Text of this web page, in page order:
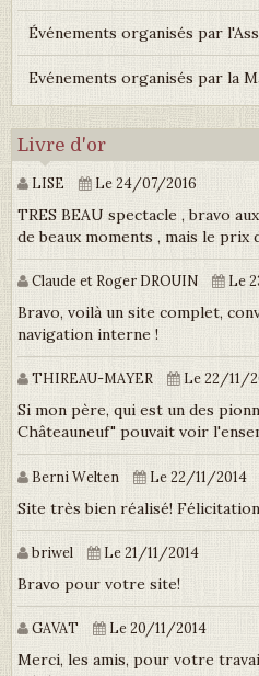
Événements organisés par
Evénements organisés par la
Livre d'or
LISE Le 24/07/2016
TRES BEAU spectacle , bravo
de beaux moments , mais le prix
Claude et Roger DROUIN Le
Bravo, voilà un site complet,
navigation interne !
THIREAU-MAYER Le 22/11/
Si mon père, qui est un des
Châteauneuf" pouvait voir
Berni Welten Le 22/11/2014
Site très bien réalisé!
briwel Le 21/11/2014
Bravo pour votre site!
GAVAT Le 20/11/2014
Merci, les amis, pour votre